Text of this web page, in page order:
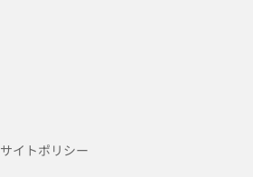
サイトポリシー